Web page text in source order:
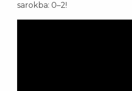
sarokba: 0–2!